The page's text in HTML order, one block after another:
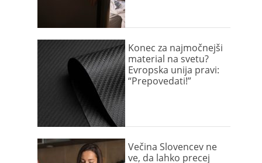
Konec za najmočnejši
material na svetu?
Evropska unija pravi:
“Prepovedati!”
Večina Slovencev ne
ve, da lahko precej